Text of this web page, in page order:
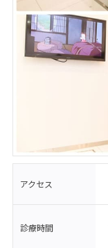
アクセス
診療時間